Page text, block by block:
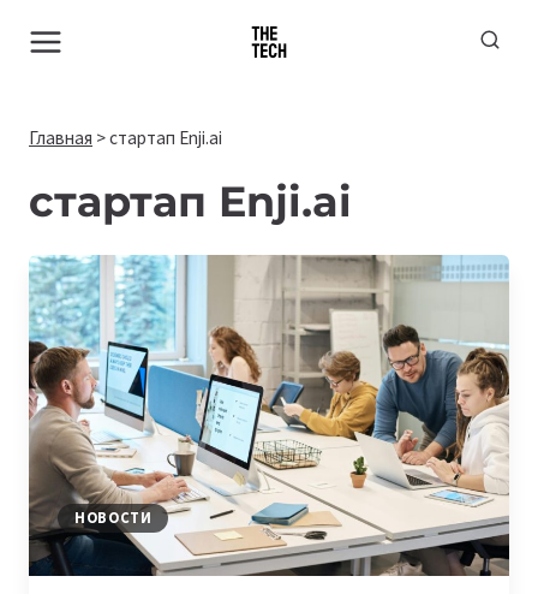
Главная >стартап Enji.ai
стартап Enji.ai
НОВОСТИ